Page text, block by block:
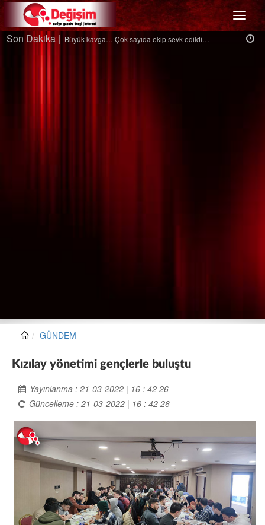
Menü
Son Dakika |Ağaçtan düştü…
GÜNDEM
Kızılay yönetimi gençlerle buluştu
Yayınlanma : 21-03-2022 | 16 : 42 26
Güncelleme : 21-03-2022 | 16 : 42 26